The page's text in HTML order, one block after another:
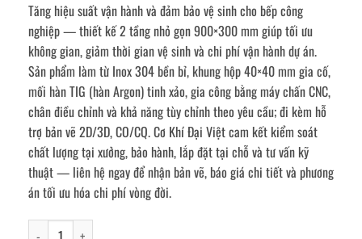
Tăng hiệu suất vận hành và đảm bảo vệ sinh cho bếp công
nghiệp — thiết kế 2 tầng nhỏ gọn 900×300 mm giúp tối ưu
không gian, giảm thời gian vệ sinh và chi phí vận hành dự án.
Sản phẩm làm từ Inox 304 bền bỉ, khung hộp 40×40 mm gia cố,
mối hàn TIG (hàn Argon) tinh xảo, gia công bằng máy chấn CNC,
chân điều chỉnh và khả năng tùy chỉnh theo yêu cầu; đi kèm hỗ
trợ bản vẽ 2D/3D, CO/CQ. Cơ Khí Đại Việt cam kết kiểm soát
chất lượng tại xưởng, bảo hành, lắp đặt tại chỗ và tư vấn kỹ
thuật — liên hệ ngay để nhận bản vẽ, báo giá chi tiết và phương
án tối ưu hóa chi phí vòng đời.
Bàn sơ chế inox 2 tầng 900x300mm số lượng